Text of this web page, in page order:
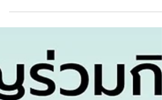
เสียหาย 150 คน มูลค่าความเสียหายกว่า 4 ล้านบาท
เที่ยวโดยไม่ได้ จดทะเบียนประกอบธุรกิจนำเที่ยวฯ ฯ ขา
ทริปโปรแกรมท่องเที่ยวและแสวงบุญในราคาถูกกว่าคว
เป็นจริง มีผู้เสียหายหลายหลายลงเชื่อ โดนลอยแพ เควง
กลางสนามบินสุวรรณภูมิ วันที่ 3 กรกฎาคม 2569
พล.ต.ท.ศักย์ศิรา เผือกอ